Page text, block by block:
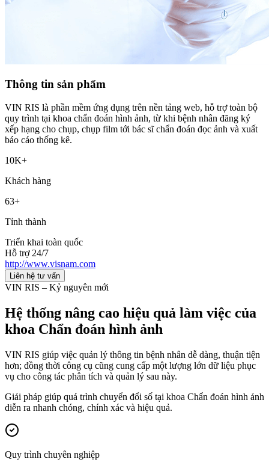
Thông tin sản phẩm
VIN RIS là phần mềm ứng dụng trên nền tảng web, hỗ trợ toàn bộ
quy trình tại khoa chẩn đoán hình ảnh, từ khi bệnh nhân đăng ký
xếp hạng cho chụp, chụp film tới bác sĩ chẩn đoán đọc ảnh và xuất
báo cáo thống kê.
10K+
Khách hàng
63+
Tỉnh thành
Triển khai toàn quốc
Hỗ trợ 24/7
http://www.visnam.com
Liên hệ tư vấn
VIN RIS – Kỷ nguyên mới
Hệ thống nâng cao hiệu quả làm việc của
khoa Chẩn đoán hình ảnh
VIN RIS giúp việc quản lý thông tin bệnh nhân dễ dàng, thuận tiện
hơn; đồng thời công cụ cũng cung cấp một lượng lớn dữ liệu phục
vụ cho công tác phân tích và quản lý sau này.
Giải pháp giúp quá trình chuyển đổi số tại khoa Chẩn đoán hình ảnh
diễn ra nhanh chóng, chính xác và hiệu quả.
Quy trình chuyên nghiệp